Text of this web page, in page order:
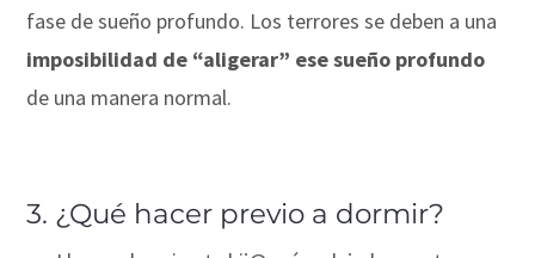
fase de sueño profundo. Los terrores se deben a una
imposibilidad de “aligerar” ese sueño profundo
de una manera normal.
3. ¿Qué hacer previo a dormir?